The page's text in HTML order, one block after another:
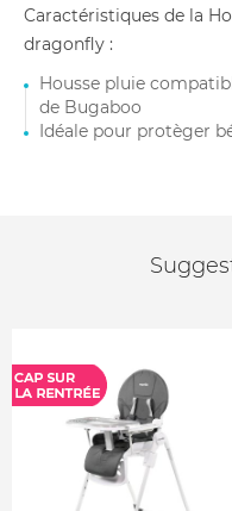
Caractéristiques de la
dragonfly :
Housse pluie
de Bugaboo
Idéale pour protèger